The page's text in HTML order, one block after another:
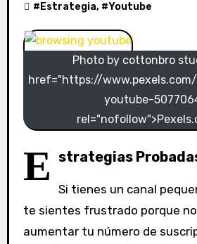
# Estrategia, #Youtube
Photo by cottonbro
href="https://
youtube-
E strategias
Si tienes un canal
te sientes frustrado porque
aumentar tu número de